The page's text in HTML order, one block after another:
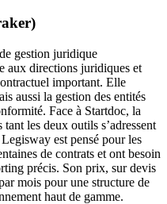
gestion juridique
aux directions juridiques et
important. Elle
aussi la gestion des entités
Face à Startdoc, la
tant les deux outils s’adressent
est pensé pour les
de contrats et ont besoin
précis. Son prix, sur devis
mois pour une structure de
haut de gamme.